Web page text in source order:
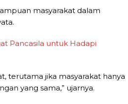
masyarakat dalam
Pancasila untuk Hadapi
terutama jika masyarakat hanya
yang sama,” ujarnya.